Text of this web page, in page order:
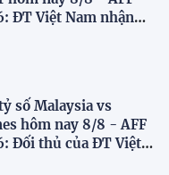
ĐT Việt Nam nhận
số Malaysia vs
hôm nay 8/8 - AFF
Đối thủ của ĐT Việt